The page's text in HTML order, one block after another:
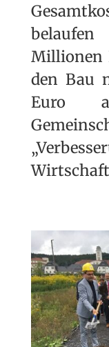
Millionen
den Bau
Euro